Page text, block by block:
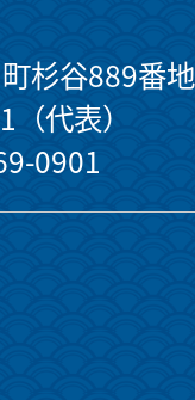
杉谷889番地
代表）
0901